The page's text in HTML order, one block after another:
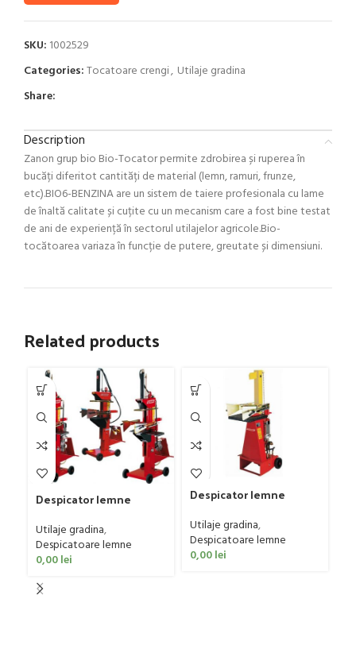
SKU: 1002529
Categories:Tocatoare crengi, Utilaje gradina
Share:
Description
Zanon grup bio Bio-Tocator permite zdrobirea și ruperea în
bucăți diferitot cantități de material (lemn, ramuri, frunze,
etc).BIO6-BENZINA are un sistem de taiere profesionala cu lame
de înaltă calitate și cuțite cu un mecanism care a fost bine testat
de ani de experiență în sectorul utilajelor agricole.Bio-
tocătoarea variaza în funcție de putere, greutate și dimensiuni.
Related products
Despicator lemne
Utilaje gradina,
Despicatoare lemne
0,00lei
Despicator lemne
Utilaje gradina,
Despicatoare lemne
0,00lei